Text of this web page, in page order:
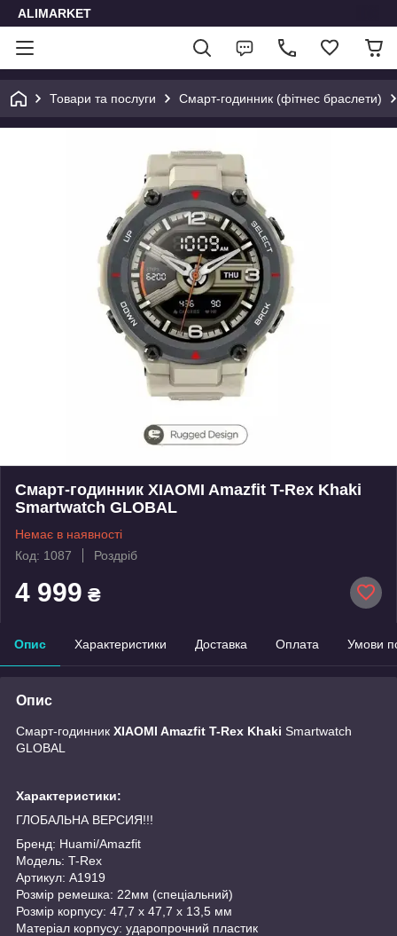
ALIMARKET
Товари та послуги Смарт-годинник (фітнес браслети)
Смарт-годинник XIAOMI Amazfit T-Rex Khaki
Smartwatch GLOBAL
Немає в наявності
Код: 1087
Роздріб
4 999 ₴
Опис Характеристики Доставка Оплата Умови
Опис
Смарт-годинник XIAOMI Amazfit T-Rex Khaki Smartwatch
GLOBAL
Характеристики:
ГЛОБАЛЬНА ВЕРСИЯ!!!
Бренд: Huami/Amazfit
Модель: T-Rex
Артикул: А1919
Розмір ремешка: 22мм (спеціальний)
Розмір корпусу: 47,7 x 47,7 x 13,5 мм
Матеріал корпусу: ударопрочний пластик